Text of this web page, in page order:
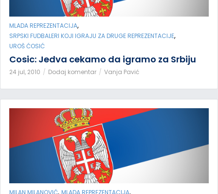
MLADA REPREZENTACIJA,
SRPSKI FUDBALERI KOJI IGRAJU ZA DRUGE REPREZENTACIJE,
UROŠ ĆOSIĆ
Cosic: Jedva cekamo da igramo za Srbiju
24 jul, 2010 Dodaj komentar Vanja Pavić
MILAN MILANOVIĆ, MLADA REPREZENTACIJA,